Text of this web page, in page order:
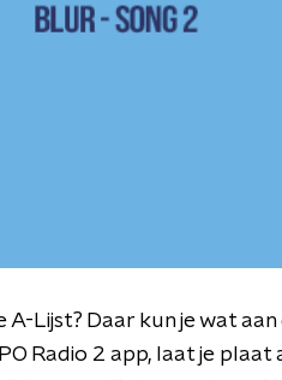
A-Lijst? Daar kun je wat
Radio 2 app, laat je